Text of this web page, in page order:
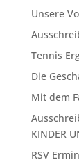
Unsere
Tennis
Die
Mit dem
KINDER
RSV